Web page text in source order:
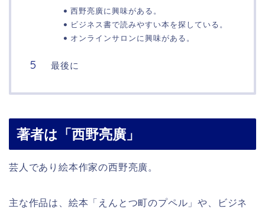
西野亮廣に興味がある。
ビジネス書で読みやすい本を探している。
オンラインサロンに興味がある。
最後に
著者は「西野亮廣」
芸人であり絵本作家の西野亮廣。
主な作品は、絵本「えんとつ町のプペル」や、ビジネ